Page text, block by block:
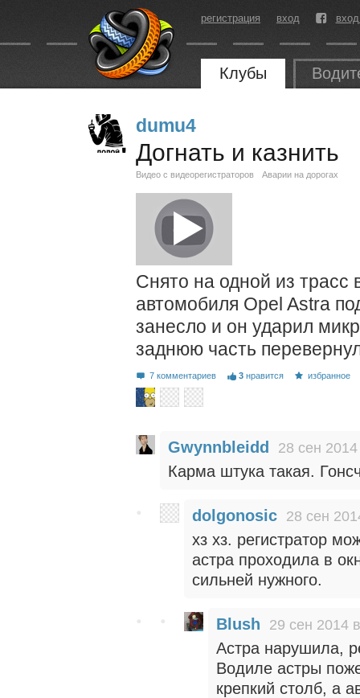
регистрация вход
Клубы
dumu4
Догнать и казнить
Видео с видеорегистраторов Аварии на дорогах
Снято на одной из трасс
автомобиля Opel Astra
занесло и он ударил
заднюю часть
7 комментариев 3 нравится избранное
Gwynnbleidd 28 сен
Карма штука такая.
dolgonosic 28 сен
хз хз. регистратор
астра проходила в
сильней нужного.
Blush 29 сен 2014
Астра нарушила,
Водиле астры
крепкий столб, а